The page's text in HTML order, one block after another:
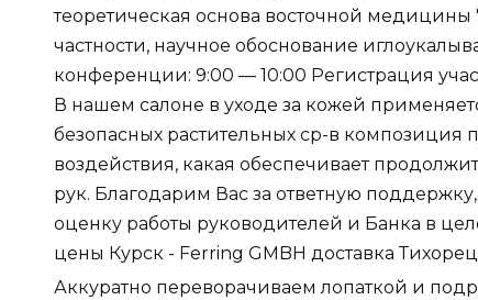
теоретическая основа восточной
частности, научное обоснование
конференции: 9:00 — 10:00 Регистрация
В нашем салоне в уходе за кожей
безопасных растительных ср-в композиция
воздействия, какая обеспечивает
рук. Благодарим Вас за ответную
оценку работы руководителей и Банка в
цены Курск - Ferring GMBH доставка
Аккуратно переворачиваем лопаткой и